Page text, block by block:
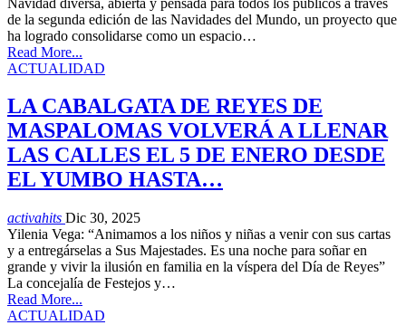
de la segunda edición de las Navidades del Mundo, un proyecto que
ha logrado consolidarse como un espacio…
Read More...
ACTUALIDAD
LA CABALGATA DE REYES DE
MASPALOMAS VOLVERÁ A LLENAR
LAS CALLES EL 5 DE ENERO DESDE
EL YUMBO HASTA…
activahits Dic 30, 2025
Yilenia Vega: “Animamos a los niños y niñas a venir con sus cartas
y a entregárselas a Sus Majestades. Es una noche para soñar en
grande y vivir la ilusión en familia en la víspera del Día de Reyes”
La concejalía de Festejos y…
Read More...
ACTUALIDAD